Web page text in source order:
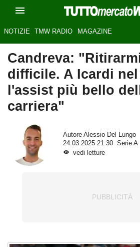
NOTIZIE TMW RADIO MAGAZINE
Candreva:
difficile. A Icardi
l'assist più bello
carriera"
Autore Alessio Del Lungo
24.03.2025 21:30
Serie A
vedi letture